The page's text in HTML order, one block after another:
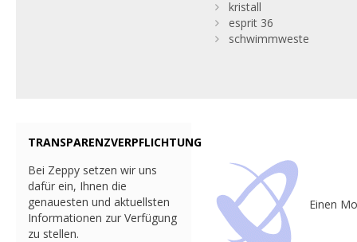
kristall
esprit 36
schwimmweste
Einen
TRANSPARENZVERPFLICHTUNG
Bei Zeppy setzen wir uns
dafür ein, Ihnen die
genauesten und aktuellsten
Informationen zur Verfügung
zu stellen.